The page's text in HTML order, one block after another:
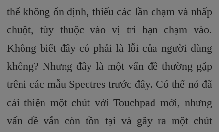
thể không ổn định, thiếu các lần chạm và nhấp
chuột, tùy thuộc vào vị trí bạn chạm vào.
Không biết đây có phải là lỗi của người dùng
không? Nhưng đây là một vấn đề thường gặp
trêni các mẫu Spectres trước đây. Có thể nó đã
cải thiện một chút với Touchpad mới, nhưng
vấn đề vẫn còn tồn tại và gây ra một chút